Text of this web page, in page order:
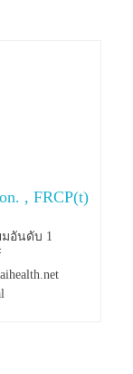
, FRCP(t)
อันดับ 1